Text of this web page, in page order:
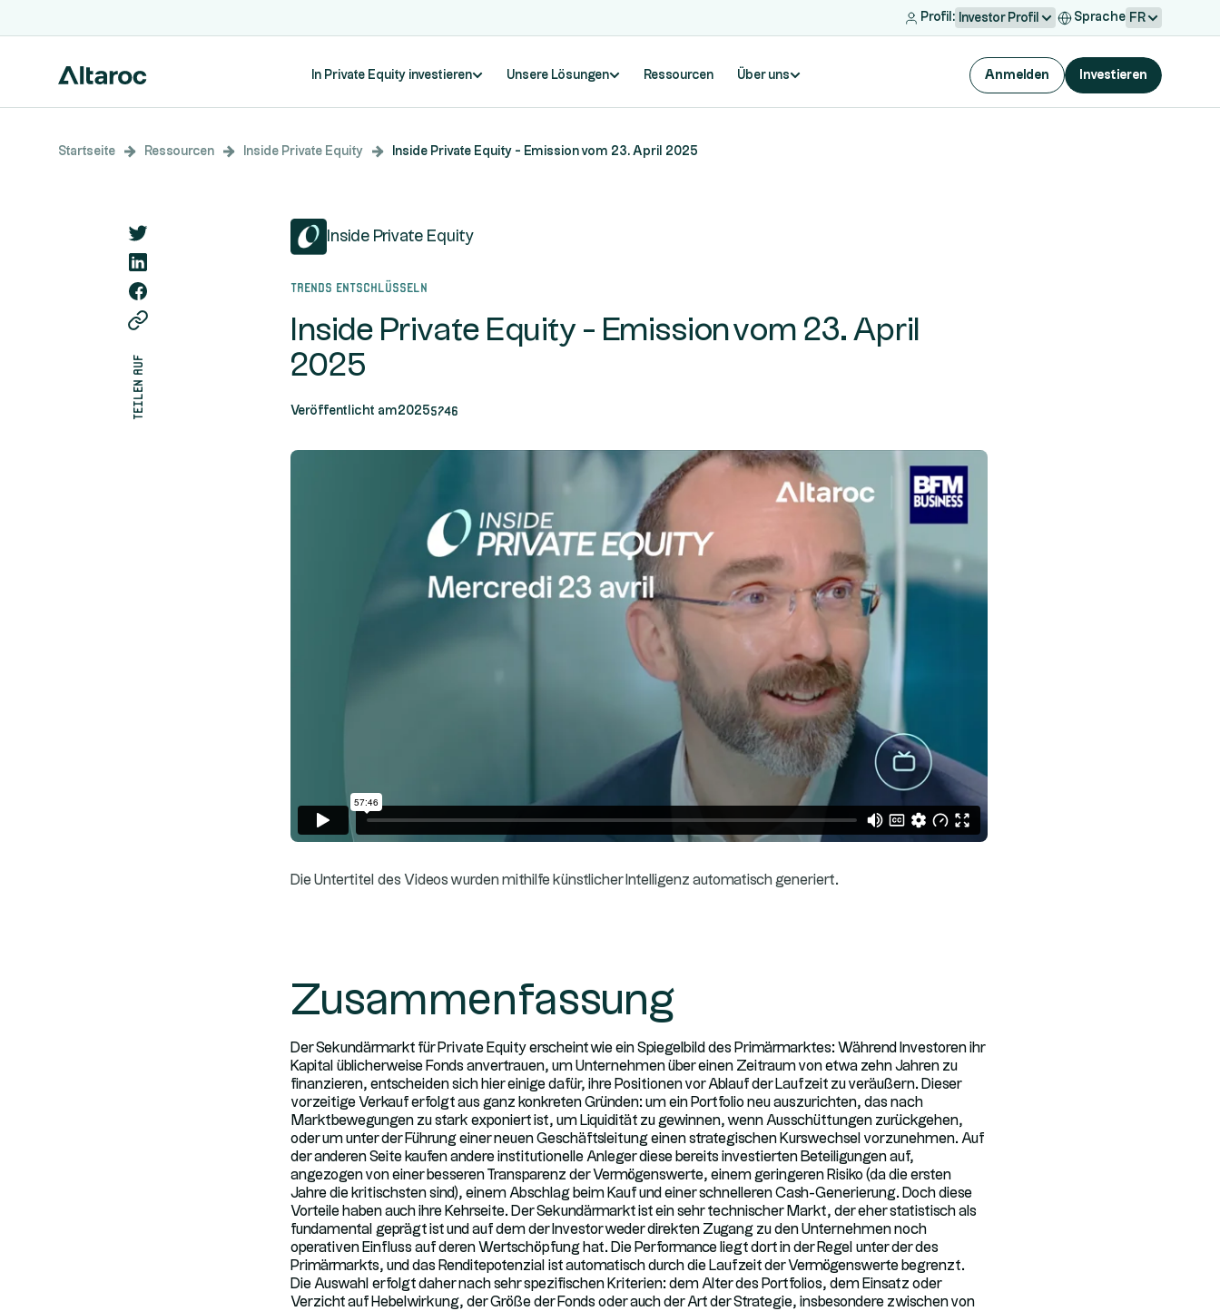
Profil: Investor Profil Sprache FR
In Private Equity investieren Unsere Lösungen Ressourcen Über uns Anmelden Investieren
Startseite Ressourcen Inside Private Equity Inside Private Equity - Emission vom 23. April 2025
teilen auf
Inside Private Equity
Trends entschlüsseln
Inside Private Equity - Emission vom 23. April
2025
Veröffentlicht am20255746
Die Untertitel des Videos wurden mithilfe künstlicher Intelligenz automatisch generiert.
Zusammenfassung
Der Sekundärmarkt für Private Equity erscheint wie ein Spiegelbild des Primärmarktes: Während Investoren ihr
Kapital üblicherweise Fonds anvertrauen, um Unternehmen über einen Zeitraum von etwa zehn Jahren zu
finanzieren, entscheiden sich hier einige dafür, ihre Positionen vor Ablauf der Laufzeit zu veräußern. Dieser
vorzeitige Verkauf erfolgt aus ganz konkreten Gründen: um ein Portfolio neu auszurichten, das nach
Marktbewegungen zu stark exponiert ist, um Liquidität zu gewinnen, wenn Ausschüttungen zurückgehen,
oder um unter der Führung einer neuen Geschäftsleitung einen strategischen Kurswechsel vorzunehmen. Auf
der anderen Seite kaufen andere institutionelle Anleger diese bereits investierten Beteiligungen auf,
angezogen von einer besseren Transparenz der Vermögenswerte, einem geringeren Risiko (da die ersten
Jahre die kritischsten sind), einem Abschlag beim Kauf und einer schnelleren Cash-Generierung. Doch diese
Vorteile haben auch ihre Kehrseite. Der Sekundärmarkt ist ein sehr technischer Markt, der eher statistisch als
fundamental geprägt ist und auf dem der Investor weder direkten Zugang zu den Unternehmen noch
operativen Einfluss auf deren Wertschöpfung hat. Die Performance liegt dort in der Regel unter der des
Primärmarkts, und das Renditepotenzial ist automatisch durch die Laufzeit der Vermögenswerte begrenzt.
Die Auswahl erfolgt daher nach sehr spezifischen Kriterien: dem Alter des Portfolios, dem Einsatz oder
Verzicht auf Hebelwirkung, der Größe der Fonds oder auch der Art der Strategie, insbesondere zwischen von